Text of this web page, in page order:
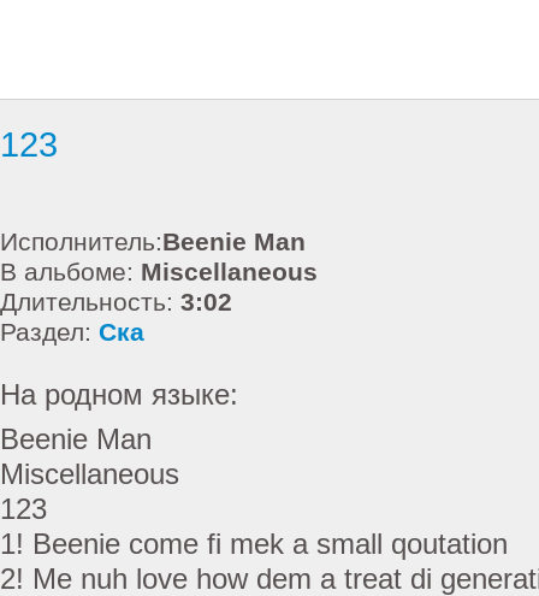
123
Исполнитель:Beenie Man
В альбоме: Miscellaneous
Длительность: 3:02
Раздел: Ска
На родном языке:
Beenie Man
Miscellaneous
123
1! Beenie come fi mek a small qoutation
2! Me nuh love how dem a treat di